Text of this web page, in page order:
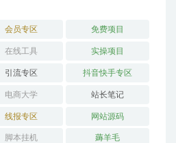
会员专区 免费项目
在线工具 实操项目
引流专区 抖音快手专区
电商大学 站长笔记
线报专区 网站源码
脚本挂机 薅羊毛